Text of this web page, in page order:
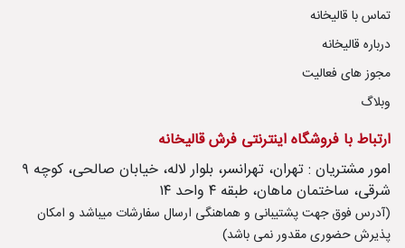
تماس با قالیخانه
درباره قالیخانه
مجوز های فعالیت
وبلاگ
ارتباط با فروشگاه اینترنتی فرش قالیخانه
امور مشتریان : تهران، تهرانسر، بلوار لاله، خیابان صالحی، کوچه ۹
شرقی، ساختمان ماهان، طبقه ۴ واحد ۱۴
(آدرس فوق جهت پشتیبانی و هماهنگی ارسال سفارشات میباشد و امکان
پذیرش حضوری مقدور نمی باشد)